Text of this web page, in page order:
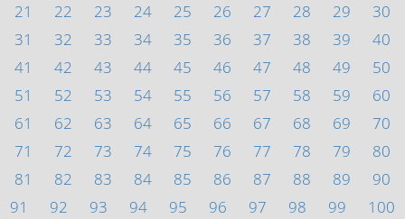
21
22 23 24 25 26 27 28 29
30
31
32 33 34 35 36 37 38 39
40
41
42 43 44 45 46 47 48 49
50
51
52 53 54 55 56 57 58 59
60
61
62 63 64 65 66 67 68 69
70
71
72 73 74 75 76 77 78 79
80
81
82 83 84 85 86 87 88 89
90
91
92 93 94 95 96 97 98 99
100